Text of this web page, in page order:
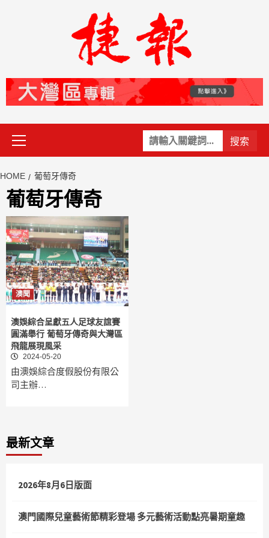
關
鍵
Primary
Menu
HOME 葡萄牙傳奇
葡萄牙傳奇
澳聞
澳娛綜合呈獻五人足球友誼賽
圓滿舉行 葡萄牙傳奇與大灣區
飛龍展現風采
2024-05-20
由澳娛綜合度假股份有限公
司主辦…
最新文章
2026年8月6日版面
澳門國際兒童藝術節精彩登場 多元藝術活動點亮暑期童趣